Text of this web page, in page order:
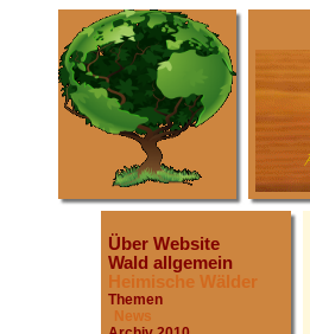
Über Website
Wald allgemein
Heimische Wälder
Themen
News